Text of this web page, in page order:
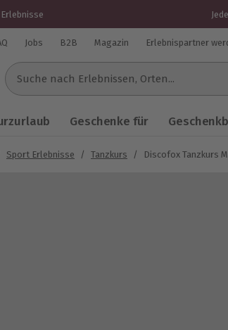
für mydays.de
Jobs B2B Magazin Erlebnispartner
Suche nach Erlebnissen...
Geschenke für
Sport Erlebnisse / Tanzkurs / Discofox Tanzkurs